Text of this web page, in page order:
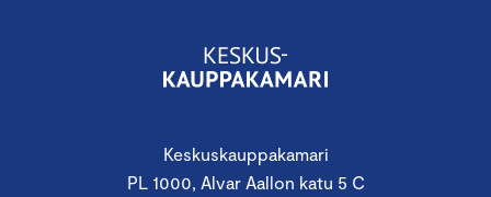
Keskuskauppakamari
PL 1000, Alvar Aallon katu 5 C